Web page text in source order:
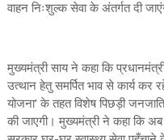
वाहन निःशुल्क सेवा के अंतर्गत दी
मुख्यमंत्री साय ने कहा कि
उत्थान हेतु समर्पित भाव से कार्य कर
योजना’ के तहत विशेष पिछड़ी
की जाएगी। मुख्यमंत्री ने कहा कि